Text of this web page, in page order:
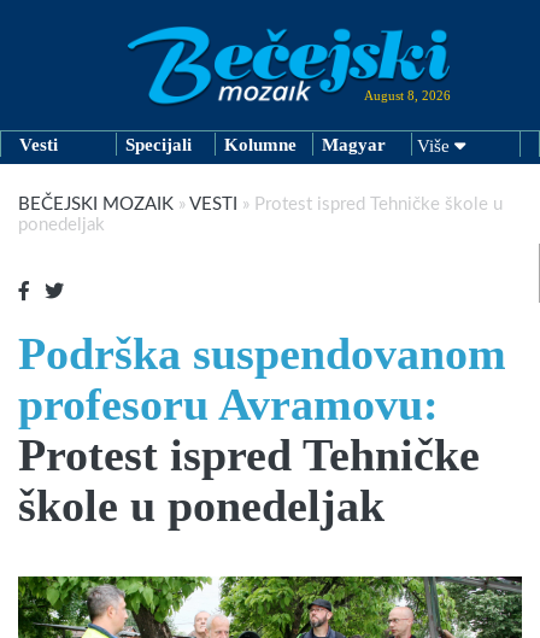
August 8, 2026
Vesti Specijali Kolumne Magyar Više
BEČEJSKI MOZAIK » VESTI » Protest ispred Tehničke škole u
ponedeljak
Podrška suspendovanom
profesoru Avramovu:
Protest ispred Tehničke
škole u ponedeljak